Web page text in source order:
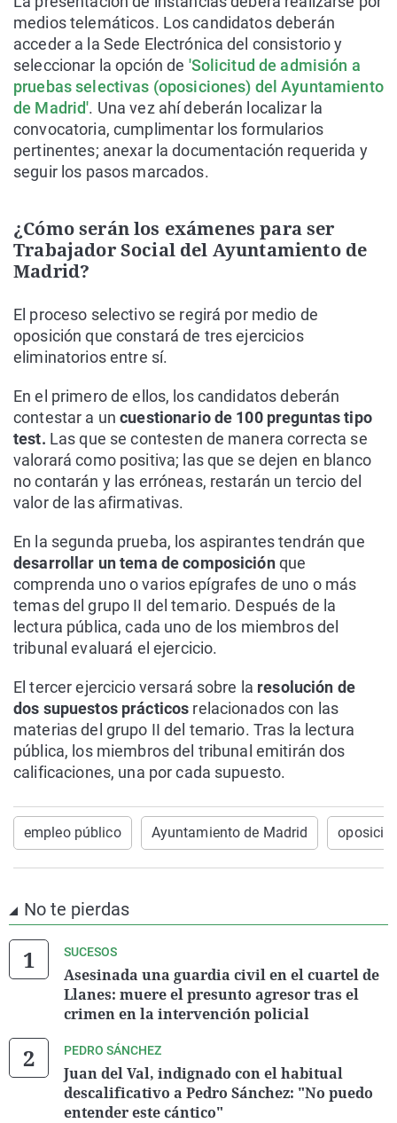
medios telemáticos. Los candidatos deberán
acceder a la Sede Electrónica del consistorio y
seleccionar la opción de 'Solicitud de admisión a
pruebas selectivas (oposiciones) del Ayuntamiento
de Madrid'. Una vez ahí deberán localizar la
convocatoria, cumplimentar los formularios
pertinentes; anexar la documentación requerida y
seguir los pasos marcados.
¿Cómo serán los exámenes para ser
Trabajador Social del Ayuntamiento de
Madrid?
El proceso selectivo se regirá por medio de
oposición que constará de tres ejercicios
eliminatorios entre sí.
En el primero de ellos, los candidatos deberán
contestar a uncuestionario de 100 preguntas tipo
test. Las que se contesten de manera correcta se
valorará como positiva; las que se dejen en blanco
no contarán y las erróneas, restarán un tercio del
valor de las afirmativas.
En la segunda prueba, los aspirantes tendrán que
desarrollar un tema de composiciónque
comprenda uno o varios epígrafes de uno o más
temas del grupo II del temario. Después de la
lectura pública, cada uno de los miembros del
tribunal evaluará el ejercicio.
El tercer ejercicio versará sobre la resolución de
dos supuestos prácticos relacionados con las
materias del grupo II del temario. Tras la lectura
pública, los miembros del tribunal emitirán dos
calificaciones, una por cada supuesto.
empleo público Ayuntamiento de Madrid
No te pierdas
SUCESOS
Asesinada una guardia civil en el cuartel de
Llanes: muere el presunto agresor tras el
crimen en la intervención policial
PEDRO SÁNCHEZ
Juan del Val, indignado con el habitual
descalificativo a Pedro Sánchez: "No puedo
entender este cántico"